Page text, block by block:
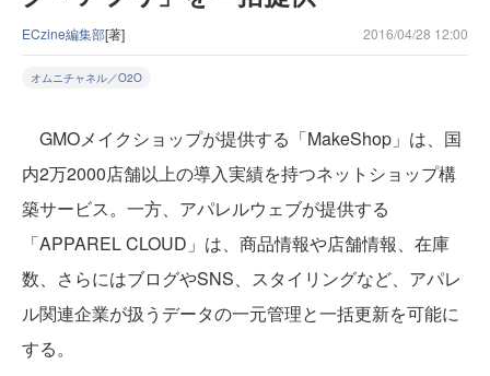
ECzine編集部[著] 2016/04/28 12:00
オムニチャネル／O2O
GMOメイクショップが提供する「MakeShop」は、国
内2万2000店舗以上の導入実績を持つネットショップ構
築サービス。一方、アパレルウェブが提供する
「APPAREL CLOUD」は、商品情報や店舗情報、在庫
数、さらにはブログやSNS、スタイリングなど、アパレ
ル関連企業が扱うデータの一元管理と一括更新を可能に
する。